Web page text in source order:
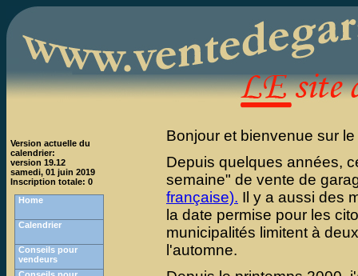
Bonjour et bienvenue sur
Depuis quelques années,
semaine" de vente de
française). Il y a aussi des
la date permise pour les
municipalités limitent à
l'automne.
Version actuelle du
calendrier:
version 19.12
samedi, 01 juin 2019
Inscription totale: 0
Home
Calendrier
Conseils pour
vendeurs